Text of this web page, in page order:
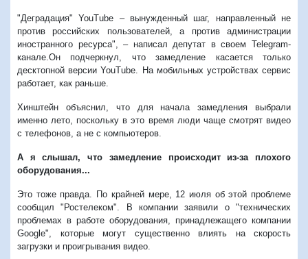
"Деградация" YouTube – вынужденный шаг, направленный не
против российских пользователей, а против администрации
иностранного ресурса", – написал депутат в своем Telegram-
канале.Он подчеркнул, что замедление касается только
десктопной версии YouTube. На мобильных устройствах сервис
работает, как раньше.
Хинштейн объяснил, что для начала замедления выбрали
именно лето, поскольку в это время люди чаще смотрят видео
с телефонов, а не с компьютеров.
А я слышал, что замедление происходит из-за плохого
оборудования...
Это тоже правда. По крайней мере, 12 июля об этой проблеме
сообщил "Ростелеком". В компании заявили о "технических
проблемах в работе оборудования, принадлежащего компании
Google", которые могут существенно влиять на скорость
загрузки и проигрывания видео.